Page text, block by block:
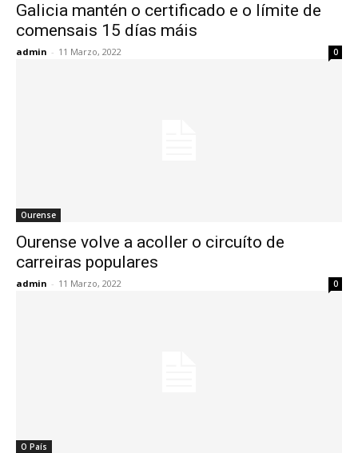
Galicia mantén o certificado e o límite de
comensais 15 días máis
admin - 11 Marzo, 2022 0
Ourense
Ourense volve a acoller o circuíto de
carreiras populares
admin - 11 Marzo, 2022 0
O País